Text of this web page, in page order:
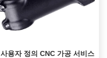
사용자 정의 CNC 가공 서비스